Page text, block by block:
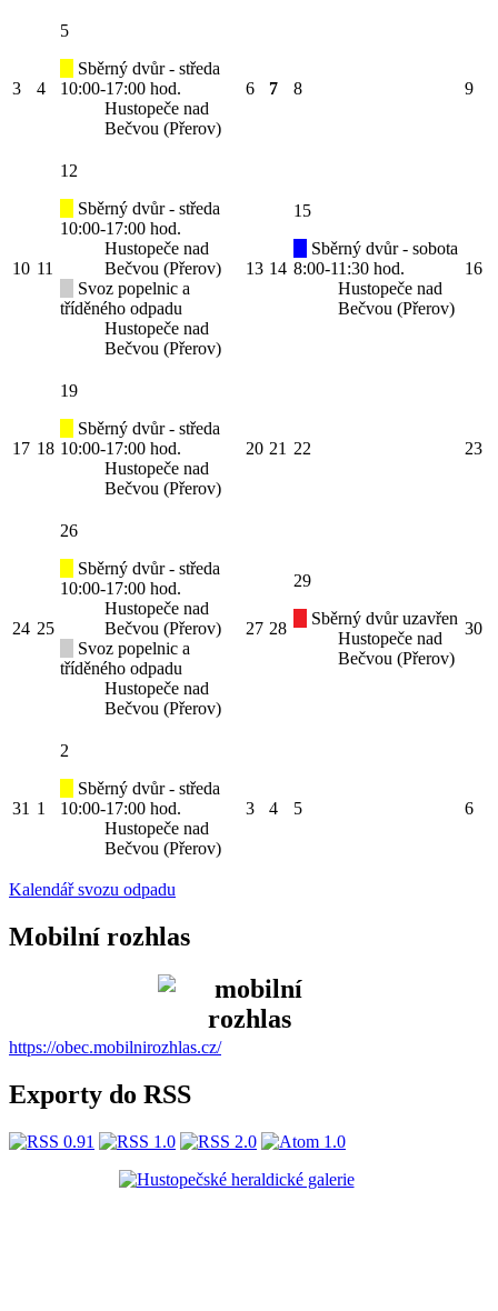
3 4
5
Sběrný dvůr - středa
10:00-17:00 hod.
Hustopeče nad
Bečvou (Přerov)
6 7 8 9
10 11
12
Sběrný dvůr - středa
10:00-17:00 hod.
Hustopeče nad
Bečvou (Přerov)
Svoz popelnic a
tříděného odpadu
Hustopeče nad
Bečvou (Přerov)
13 14
15
Sběrný dvůr - sobota
8:00-11:30 hod.
Hustopeče nad
Bečvou (Přerov)
16
17 18
19
Sběrný dvůr - středa
10:00-17:00 hod.
Hustopeče nad
Bečvou (Přerov)
20 21 22 23
24 25
26
Sběrný dvůr - středa
10:00-17:00 hod.
Hustopeče nad
Bečvou (Přerov)
Svoz popelnic a
tříděného odpadu
Hustopeče nad
Bečvou (Přerov)
27 28
29
Sběrný dvůr uzavřen
Hustopeče nad
Bečvou (Přerov)
30
31 1
2
Sběrný dvůr - středa
10:00-17:00 hod.
Hustopeče nad
Bečvou (Přerov)
3 4 5 6
Kalendář svozu odpadu
Mobilní rozhlas
https://obec.mobilnirozhlas.cz/
Exporty do RSS